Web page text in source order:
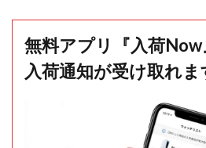
無料アプリ『入荷
入荷通知が受け取れま